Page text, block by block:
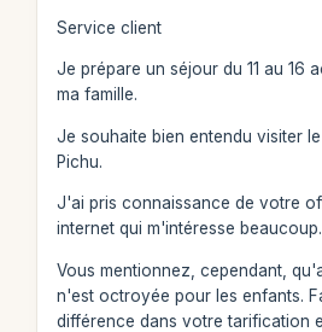
Service client
Je prépare un séjour du 11 au 16
ma famille.
Je souhaite bien entendu visiter
Pichu.
J'ai pris connaissance de votre
internet qui m'intéresse beaucoup.
Vous mentionnez, cependant,
n'est octroyée pour les enfants.
différence dans votre tarification